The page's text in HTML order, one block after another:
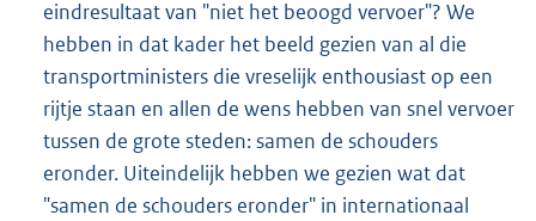
eindresultaat van "niet het beoogd vervoer"? We
hebben in dat kader het beeld gezien van al die
transportministers die vreselijk enthousiast op een
rijtje staan en allen de wens hebben van snel vervoer
tussen de grote steden: samen de schouders
eronder. Uiteindelijk hebben we gezien wat dat
"samen de schouders eronder" in internationaal